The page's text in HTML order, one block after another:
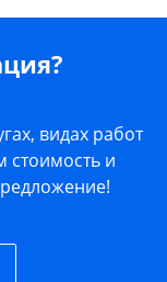
видах работ
стоимость и